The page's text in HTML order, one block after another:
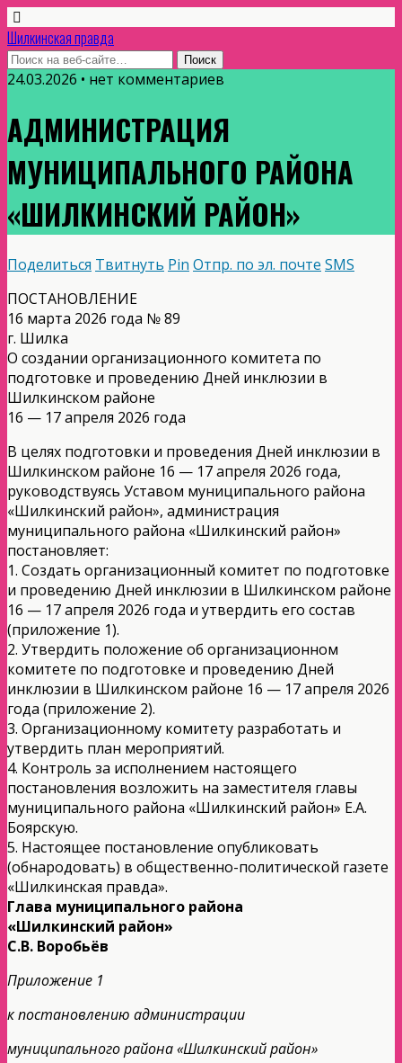
Шилкинская правда
24.03.2026 • нет комментариев
АДМИНИСТРАЦИЯ
МУНИЦИПАЛЬНОГО РАЙОНА
«ШИЛКИНСКИЙ РАЙОН»
Поделиться Твитнуть Pin Отпр. по эл. почте SMS
ПОСТАНОВЛЕНИЕ
16 марта 2026 года № 89
г. Шилка
О создании организационного комитета по
подготовке и проведению Дней инклюзии в
Шилкинском районе
16 — 17 апреля 2026 года
В целях подготовки и проведения Дней инклюзии в
Шилкинском районе 16 — 17 апреля 2026 года,
руководствуясь Уставом муниципального района
«Шилкинский район», администрация
муниципального района «Шилкинский район»
постановляет:
1. Создать организационный комитет по подготовке
и проведению Дней инклюзии в Шилкинском районе
16 — 17 апреля 2026 года и утвердить его состав
(приложение 1).
2. Утвердить положение об организационном
комитете по подготовке и проведению Дней
инклюзии в Шилкинском районе 16 — 17 апреля 2026
года (приложение 2).
3. Организационному комитету разработать и
утвердить план мероприятий.
4. Контроль за исполнением настоящего
постановления возложить на заместителя главы
муниципального района «Шилкинский район» Е.А.
Боярскую.
5. Настоящее постановление опубликовать
(обнародовать) в общественно-политической газете
«Шилкинская правда».
Глава муниципального района
«Шилкинский район»
С.В. Воробьёв
Приложение 1
к постановлению администрации
муниципального района «Шилкинский район»